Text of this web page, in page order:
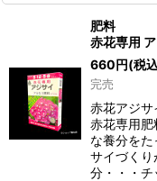
肥料
赤花専用
660円(税
完売
赤花アジ
赤花専用
な養分を
サイづく
分・・・